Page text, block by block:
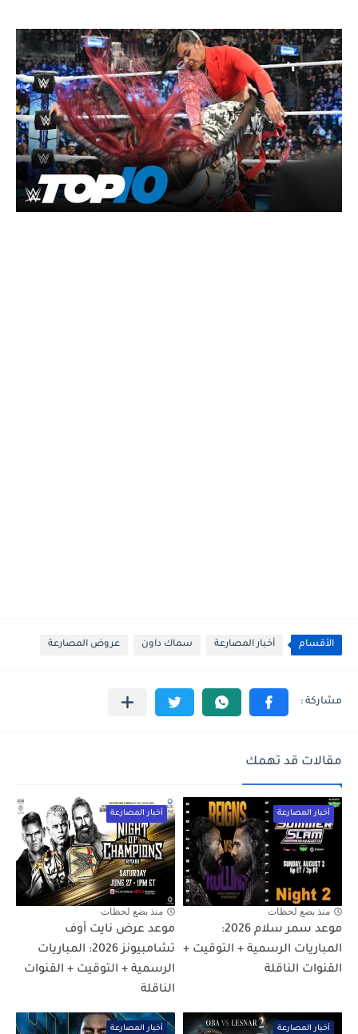
الأقسام أخبار المصارعة سماك داون عروض المصارعة
مقالات قد تهمك
أخبار المصارعة
منذ بضع لحظات
موعد سمر سلام 2026:
المباريات الرسمية + التوقيت +
القنوات الناقلة
أخبار المصارعة
منذ بضع لحظات
موعد عرض نايت أوف
تشامبيونز 2026: المباريات
الرسمية + التوقيت + القنوات
الناقلة
أخبار المصارعة أخبار المصارعة